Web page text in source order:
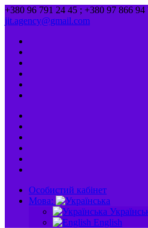
+380 96 791 24 45 ; +380 97 866
jit.agency@gmail.com
Особистий кабінет
Мова:
English